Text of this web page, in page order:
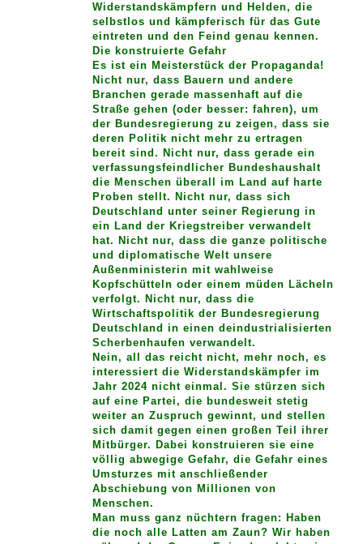
Widerstandskämpfern und Helden, die
selbstlos und kämpferisch für das Gute
eintreten und den Feind genau kennen.
Die konstruierte Gefahr
Es ist ein Meisterstück der Propaganda!
Nicht nur, dass Bauern und andere
Branchen gerade massenhaft auf die
Straße gehen (oder besser: fahren), um
der Bundesregierung zu zeigen, dass sie
deren Politik nicht mehr zu ertragen
bereit sind. Nicht nur, dass gerade ein
verfassungsfeindlicher Bundeshaushalt
die Menschen überall im Land auf harte
Proben stellt. Nicht nur, dass sich
Deutschland unter seiner Regierung in
ein Land der Kriegstreiber verwandelt
hat. Nicht nur, dass die ganze politische
und diplomatische Welt unsere
Außenministerin mit wahlweise
Kopfschütteln oder einem müden Lächeln
verfolgt. Nicht nur, dass die
Wirtschaftspolitik der Bundesregierung
Deutschland in einen deindustrialisierten
Scherbenhaufen verwandelt.
Nein, all das reicht nicht, mehr noch, es
interessiert die Widerstandskämpfer im
Jahr 2024 nicht einmal. Sie stürzen sich
auf eine Partei, die bundesweit stetig
weiter an Zuspruch gewinnt, und stellen
sich damit gegen einen großen Teil ihrer
Mitbürger. Dabei konstruieren sie eine
völlig abwegige Gefahr, die Gefahr eines
Umsturzes mit anschließender
Abschiebung von Millionen von
Menschen.
Man muss ganz nüchtern fragen: Haben
die noch alle Latten am Zaun? Wir haben